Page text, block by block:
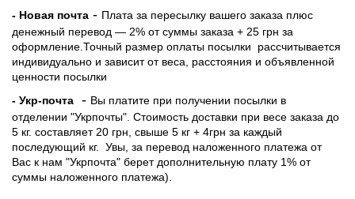
- Новая почта - Плата за пересылку вашего заказа плюс
денежный перевод — 2% от суммы заказа + 25 грн за
оформление.Точный размер оплаты посылки рассчитывается
индивидуально и зависит от веса, расстояния и объявленной
ценности посылки
- Укр-почта
- Вы платите при получении посылки в
отделении "Укрпочты". Стоимость доставки при весе заказа до
5 кг. составляет 20 грн, свыше 5 кг + 4грн за каждый
последующий кг. Увы, за перевод наложенного платежа от
Вас к нам "Укрпочта" берет дополнительную плату 1% от
суммы наложенного платежа).